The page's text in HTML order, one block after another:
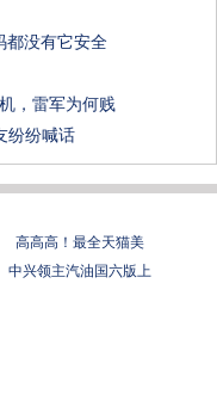
都没有它安全
，雷军为何贱
纷纷喊话
​高高高！最全天猫美
中兴领主汽油国六版上